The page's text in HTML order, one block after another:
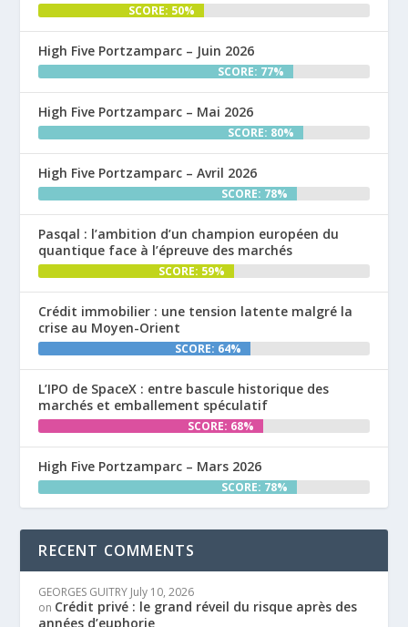
SCORE: 50%
High Five Portzamparc – Juin 2026
SCORE: 77%
High Five Portzamparc – Mai 2026
SCORE: 80%
High Five Portzamparc – Avril 2026
SCORE: 78%
Pasqal : l’ambition d’un champion européen du
quantique face à l’épreuve des marchés
SCORE: 59%
Crédit immobilier : une tension latente malgré la
crise au Moyen-Orient
SCORE: 64%
L’IPO de SpaceX : entre bascule historique des
marchés et emballement spéculatif
SCORE: 68%
High Five Portzamparc – Mars 2026
SCORE: 78%
RECENT COMMENTS
GEORGES GUITRY July 10, 2026
on Crédit privé : le grand réveil du risque après des
années d’euphorie